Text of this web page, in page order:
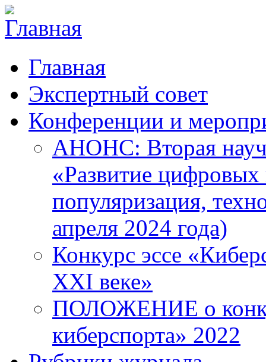
Главная
Экспертный совет
Конференции и
АНОНС: Вторая
«Развитие цифровых
популяризация,
апреля 2024 года)
Конкурс эссе
XXI веке»
ПОЛОЖЕНИЕ о
киберспорта» 2022